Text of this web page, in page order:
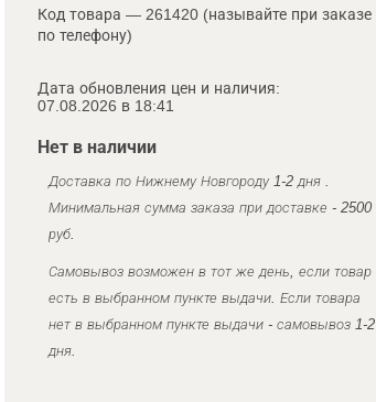
Код товара — 261420 (называйте при заказе
по телефону)
Дата обновления цен и наличия:
07.08.2026 в 18:41
Нет в наличии
Доставка по Нижнему Новгороду 1-2 дня .
Минимальная сумма заказа при доставке - 2500
руб.
Самовывоз возможен в тот же день, если товар
есть в выбранном пункте выдачи. Если товара
нет в выбранном пункте выдачи - самовывоз 1-2
дня.